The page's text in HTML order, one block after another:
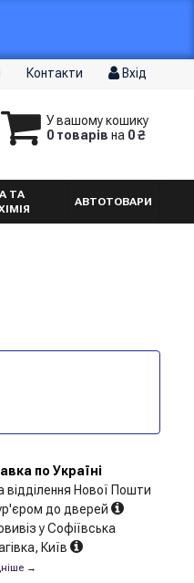
Контакти Вхід
У вашому кошику
0 товарів на 0 ₴
ТА
АВТОТОВАРИ
по Україні
відділення Нової Пошти
до дверей
у Софіївська
Київ
→